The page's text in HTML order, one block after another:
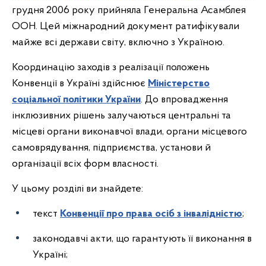
грудня 2006 року прийняла Генеральна Асамблея
ООН. Цей міжнародний документ ратифікували
майже всі держави світу, включно з Україною.
Координацію заходів з реалізації положень
Конвенції в Україні здійснює Міністерство
соціальної політики України. До впровадження
інклюзивних рішень залучаються центральні та
місцеві органи виконавчої влади, органи місцевого
самоврядування, підприємства, установи й
організації всіх форм власності.
У цьому розділі ви знайдете:
текст Конвенції про права осіб з інвалідністю;
законодавчі акти, що гарантують її виконання в
Україні;